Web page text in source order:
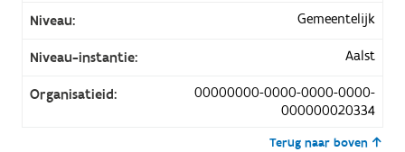
Niveau: Gemeentelijk
Niveau-instantie: Aalst
Organisatieid:
00000000-0000-0000-0000-
000000020334
Terug naar boven